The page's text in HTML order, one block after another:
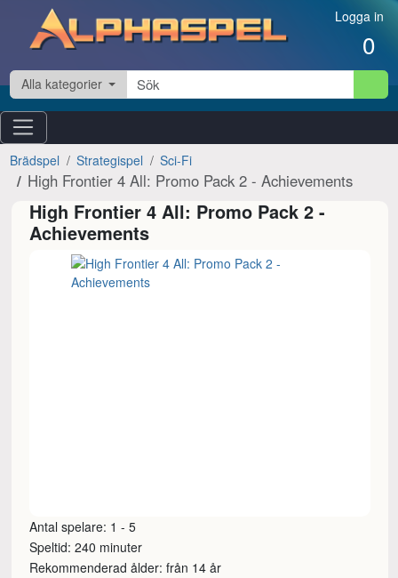
Hoppa till innehåll Logga in
0
Alla kategorier
Brädspel Strategispel Sci-Fi
High Frontier 4 All: Promo Pack 2 - Achievements
High Frontier 4 All: Promo Pack 2 -
Achievements
Antal spelare: 1 - 5
Speltid: 240 minuter
Rekommenderad ålder: från 14 år